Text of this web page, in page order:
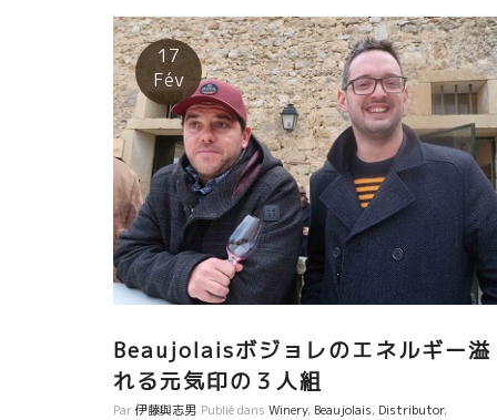
授された自然なワイン造り、自生酵母、SO2の添加な
し、除梗なしのセミ・マセラッション・カルボニック
造。 （問合せはイーストライン社です）
17
Fév
Beaujolaisボジョレのエネルギー溢
れる元気印の３人組
Par伊藤與志男 Publié dans Winery, Beaujolais, Distributor,